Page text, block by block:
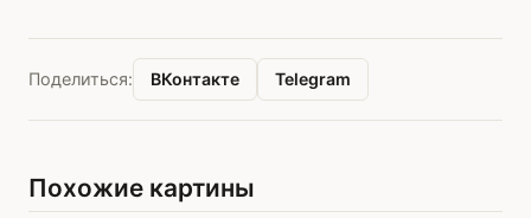
Поделиться: ВКонтакте Telegram
Похожие картины